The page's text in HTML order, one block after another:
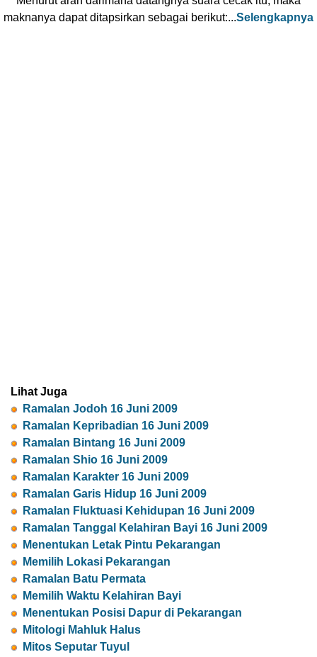
maknanya dapat ditapsirkan sebagai berikut:...Selengkapnya
Lihat Juga
Ramalan Jodoh 16 Juni 2009
Ramalan Kepribadian 16 Juni 2009
Ramalan Bintang 16 Juni 2009
Ramalan Shio 16 Juni 2009
Ramalan Karakter 16 Juni 2009
Ramalan Garis Hidup 16 Juni 2009
Ramalan Fluktuasi Kehidupan 16 Juni 2009
Ramalan Tanggal Kelahiran Bayi 16 Juni 2009
Menentukan Letak Pintu Pekarangan
Memilih Lokasi Pekarangan
Ramalan Batu Permata
Memilih Waktu Kelahiran Bayi
Menentukan Posisi Dapur di Pekarangan
Mitologi Mahluk Halus
Mitos Seputar Tuyul